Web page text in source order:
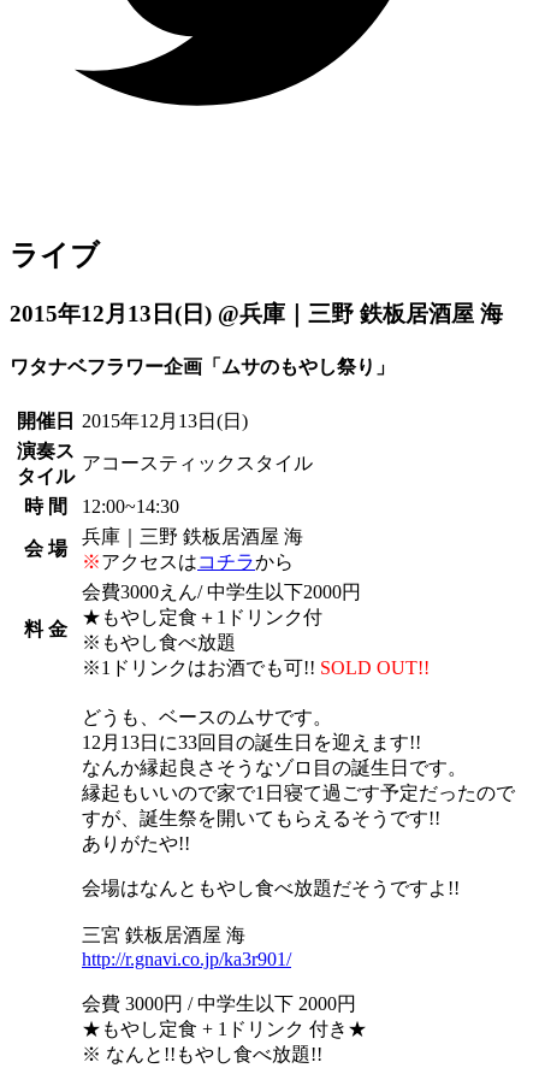
ライブ
2015年12月13日(日) @兵庫｜三野 鉄板居酒屋 海
ワタナベフラワー企画「ムサのもやし祭り」
開催日 2015年12月13日 (日)
演奏ス
タイル
アコースティックスタイル
時 間 12:00~14:30
会 場
兵庫｜三野 鉄板居酒屋 海
※アクセスはコチラから
料 金
会費3000えん/ 中学生以下2000円
★もやし定食＋1ドリンク付
※もやし食べ放題
※1ドリンクはお酒でも可!! SOLD OUT!!
どうも、ベースのムサです。
12月13日に33回目の誕生日を迎えます!!
なんか縁起良さそうなゾロ目の誕生日です。
縁起もいいので家で1日寝て過ごす予定だったので
すが、誕生祭を開いてもらえるそうです!!
ありがたや!!
会場はなんともやし食べ放題だそうですよ!!
三宮 鉄板居酒屋 海
http://r.gnavi.co.jp/ka3r901/
会費 3000円 / 中学生以下 2000円
★もやし定食 + 1ドリンク 付き★
※ なんと!!もやし食べ放題!!